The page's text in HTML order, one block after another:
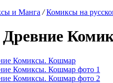
и Манга / Комиксы на
Древние